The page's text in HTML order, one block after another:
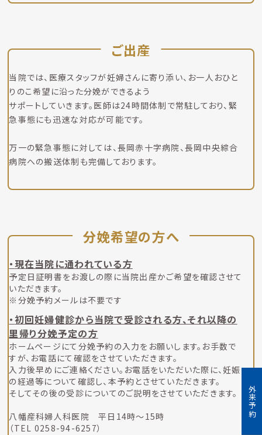
外来予約
ご出産
当院では、医療スタッフが妊婦さんに寄り添い、お一人おひと
りのこ希望に沿った分娩ができるよう
サポートしていきます。医師は24時間体制で常駐しており、緊
急事態にも迅速な対応が可能です。
万一の緊急事態に対しては、長岡赤十字病院、長岡中央綜合
病院への搬送体制も完備しております。
分娩希望の方へ
現在当院に通われている方
予定日証明書をお渡しの際に当院出産かご希望を確認させて
いただきます。
※分娩予約メールは不要です
初回妊婦健診から当院で受診される方、それ以降の
里帰り分娩予定の方
ホームページにて分娩予約の入力をお願いします。お手数で
すが、お電話にて確認をさせていただきます。
入力後早めにご連絡ください。お電話をいただいた際に、妊娠
の経過等について確認し、本予約とさせていただきます。
そしてその後の受診についてのご説明をさせていただきます。
八幡産科婦人科医院 平日14時～15時
（TEL 0258-94-6257）